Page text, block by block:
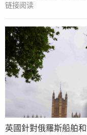
链接阅读
英國針對俄羅斯船舶